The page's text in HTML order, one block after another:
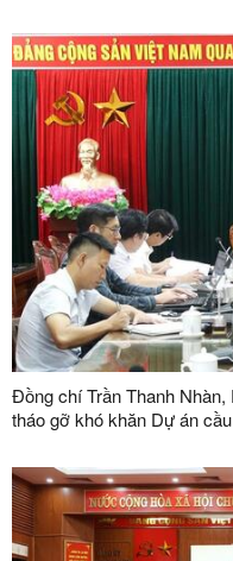
năm 2026
Đồng chí Trần Thanh
tháo gỡ khó khăn Dự án